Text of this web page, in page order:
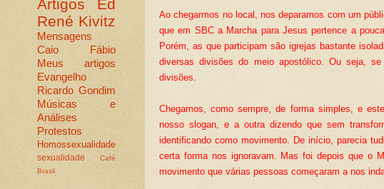
Ao chegarmos no local, nos deparamos com um
que em SBC a Marcha para Jesus pertence a
Porém, as que participam são igrejas bastante
diversas divisões do meio apostólico. Ou seja,
divisões.
Chegamos, como sempre, de forma simples, e
nosso slogan, e a outra dizendo que sem
identificando como movimento. De início, parecia
certa forma nos ignoravam. Mas foi depois que o
movimento que várias pessoas começaram a nos
Artigos Ed
René Kivitz
Mensagens
Caio Fábio
Meus artigos
Evangelho
Ricardo Gondim
Músicas e
Análises
Protestos
Homossexualidade
sexualidade Café
Brasil